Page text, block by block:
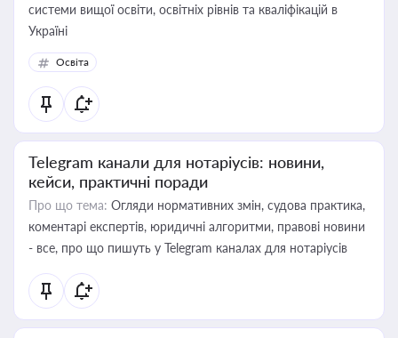
системи вищої освіти, освітніх рівнів та кваліфікацій в
Україні
Освіта
Telegram канали для нотаріусів: новини,
кейси, практичні поради
Про що тема: Огляди нормативних змін, судова практика,
коментарі експертів, юридичні алгоритми, правові новини
- все, про що пишуть у Telegram каналах для нотаріусів